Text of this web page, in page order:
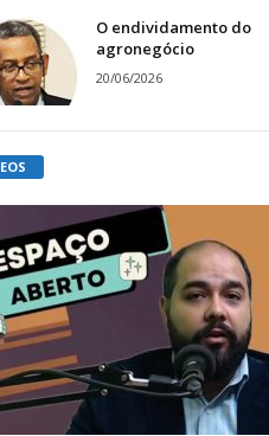
O endividamento do
agronegócio
20/06/2026